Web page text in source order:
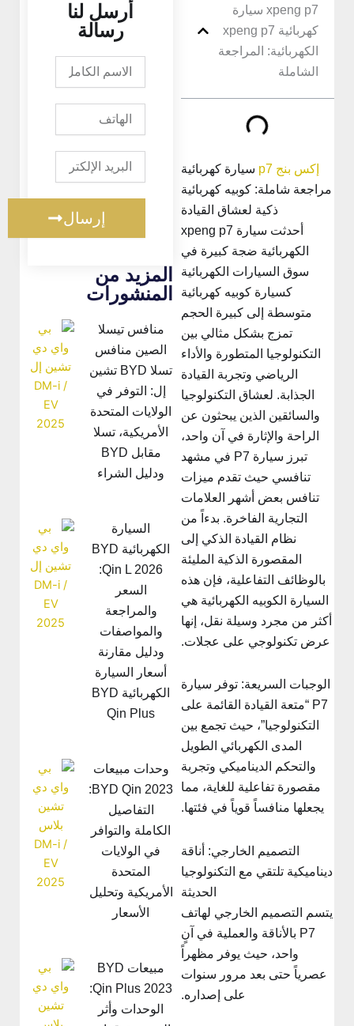
xpeng p7 سيارة
كهربائية xpeng p7
الكهربائية: المراجعة
الشاملة
إكس بنج p7
سيارة كهربائية
مراجعة شاملة: كوبيه كهربائية
ذكية لعشاق القيادة
أحدثت سيارة xpeng p7
الكهربائية ضجة كبيرة في
سوق السيارات الكهربائية
كسيارة كوبيه كهربائية
متوسطة إلى كبيرة الحجم
تمزج بشكل مثالي بين
التكنولوجيا المتطورة والأداء
الرياضي وتجربة القيادة
الجذابة. لعشاق التكنولوجيا
والسائقين الذين يبحثون عن
الراحة والإثارة في آن واحد،
تبرز سيارة P7 في مشهد
تنافسي حيث تقدم ميزات
تنافس بعض أشهر العلامات
التجارية الفاخرة. بدءاً من
نظام القيادة الذكي إلى
المقصورة الذكية المليئة
بالوظائف التفاعلية، فإن هذه
السيارة الكوبيه الكهربائية هي
أكثر من مجرد وسيلة نقل، إنها
عرض تكنولوجي على عجلات.
الوجبات السريعة: توفر سيارة
P7 “متعة القيادة القائمة على
التكنولوجيا”، حيث تجمع بين
المدى الكهربائي الطويل
والتحكم الديناميكي وتجربة
مقصورة تفاعلية للغاية، مما
يجعلها منافساً قوياً في فئتها.
التصميم الخارجي: أناقة
تلتقي مع التكنولوجيا
الحديثة
التصميم الخارجي لهاتف
P7 بالأناقة والعملية في آنٍ
واحد، حيث يوفر مظهراً
عصرياً حتى بعد مرور سنوات
على إصداره.
أرسل لنا
رسالة
الإلكتروني
إرسال
المزيد من
المنشورات
منافس تيسلا
الصين منافس
تسلا BYD تشين
إل: التوفر في
الولايات المتحدة
الأمريكية، تسلا
مقابل BYD
ودليل الشراء
السيارة
الكهربائية BYD
السعر
والمراجعة
والمواصفات
ودليل مقارنة
أسعار السيارة
الكهربائية BYD
Qin Plus
وحدات مبيعات
BYD Qin 2023:
التفاصيل
الكاملة والتوافر
في الولايات
المتحدة
الأمريكية وتحليل
الأسعار
مبيعات BYD
الوحدات وأثر